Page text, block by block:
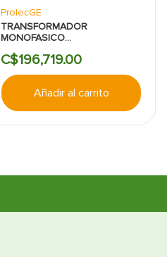
ProlecGE
TRANSFORMADOR
MONOFASICO
CONVENCIONAL-7.6/13.2KV
PROLEC GE:50KVA:240/480V
C$196,719.00
Añadir al carrito